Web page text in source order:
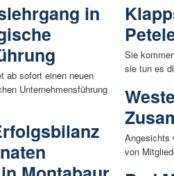
in
ab sofort einen neuen
Unternehmensführung
Sie
sie tun es
Angesichts
von